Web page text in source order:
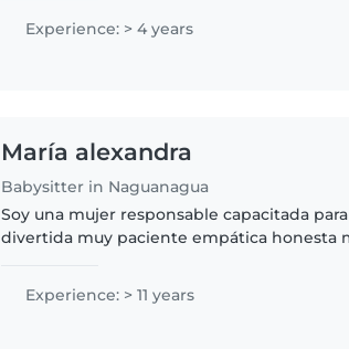
persona responsable, divertida..
Experience: > 4 years
María alexandra
Babysitter in Naguanagua
Soy una mujer responsable capacitada
divertida muy paciente empática honesta muy educada y
comunicativa me encanta..
Experience: > 11 years